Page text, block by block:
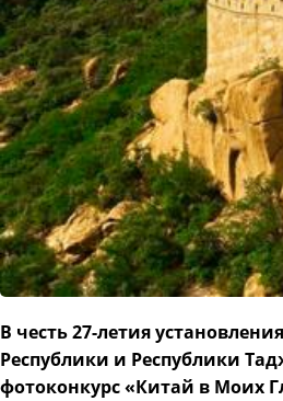
В честь 27-летия
Республики и Республики
фотоконкурс «Китай в Моих